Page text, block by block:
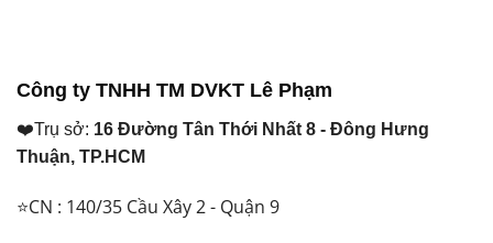
Bảo
Động
Đồng
Nam
Nào?
Công ty TNHH TM DVKT Lê Phạm
❤️Trụ sở: 16 Đường Tân Thới Nhất 8 - Đông Hưng
Thuận, TP.HCM
⭐CN : 140/35 Cầu Xây 2 - Quận 9